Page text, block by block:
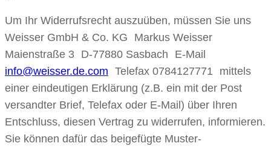
Um Ihr Widerrufsrecht auszuüben, müssen Sie uns
Weisser GmbH & Co. KG Markus Weisser
Maienstraße 3 D-77880 Sasbach E-Mail
info@weisser.de.com Telefax 0784127771 mittels
einer eindeutigen Erklärung (z.B. ein mit der Post
versandter Brief, Telefax oder E-Mail) über Ihren
Entschluss, diesen Vertrag zu widerrufen, informieren.
Sie können dafür das beigefügte Muster-